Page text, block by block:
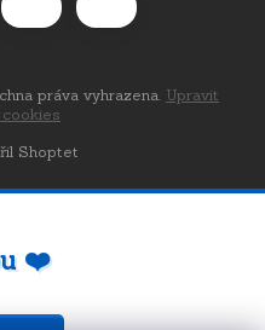
Shoptet
práva vyhrazena. Upravit
❤️